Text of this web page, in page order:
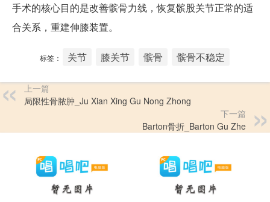
手术的核心目的是改善髌骨力线，恢复髌股关节正常的适
合关系，重建伸膝装置。
标签： 关节 膝关节 髌骨 髌骨不稳定
上一篇
局限性骨脓肿_Ju Xian Xing Gu Nong Zhong
下一篇
Barton骨折_Barton Gu Zhe